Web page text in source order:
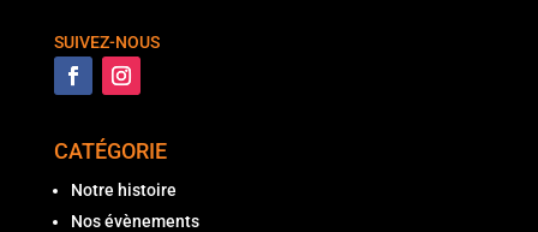
SUIVEZ-NOUS
CATÉGORIE
Notre histoire
Nos évènements